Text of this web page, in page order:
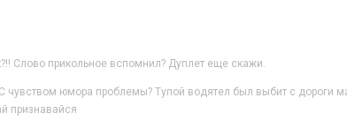
Слово прикольное вспомнил? Дуплет еще скажи.
чувством юмора проблемы? Тупой водятел был выбит с дороги
признавайся